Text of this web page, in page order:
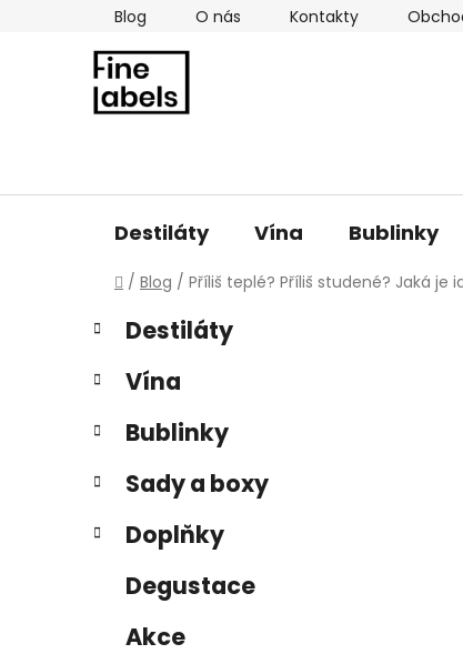
Blog O nás Kontakty
Destiláty Vína Bublinky
Domů
/ Blog / Příliš teplé? Příliš studené? Jaká je
P
o
s
r
n
n
í
Přeskočit
kategorie
K
a
e
o
i
Destiláty
Vína
Bublinky
Sady a boxy
Doplňky
Degustace
Akce